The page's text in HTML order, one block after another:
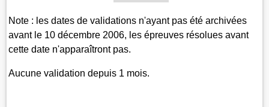
Note : les dates de validations n'ayant pas été archivées
avant le 10 décembre 2006, les épreuves résolues avant
cette date n'apparaîtront pas.
Aucune validation depuis 1 mois.